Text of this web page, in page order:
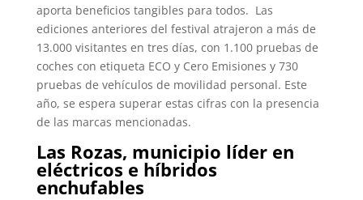
aporta beneficios tangibles para todos. Las
ediciones anteriores del festival atrajeron a más de
13.000 visitantes en tres días, con 1.100 pruebas de
coches con etiqueta ECO y Cero Emisiones y 730
pruebas de vehículos de movilidad personal. Este
año, se espera superar estas cifras con la presencia
de las marcas mencionadas.
Las Rozas, municipio líder en
eléctricos e híbridos
enchufables